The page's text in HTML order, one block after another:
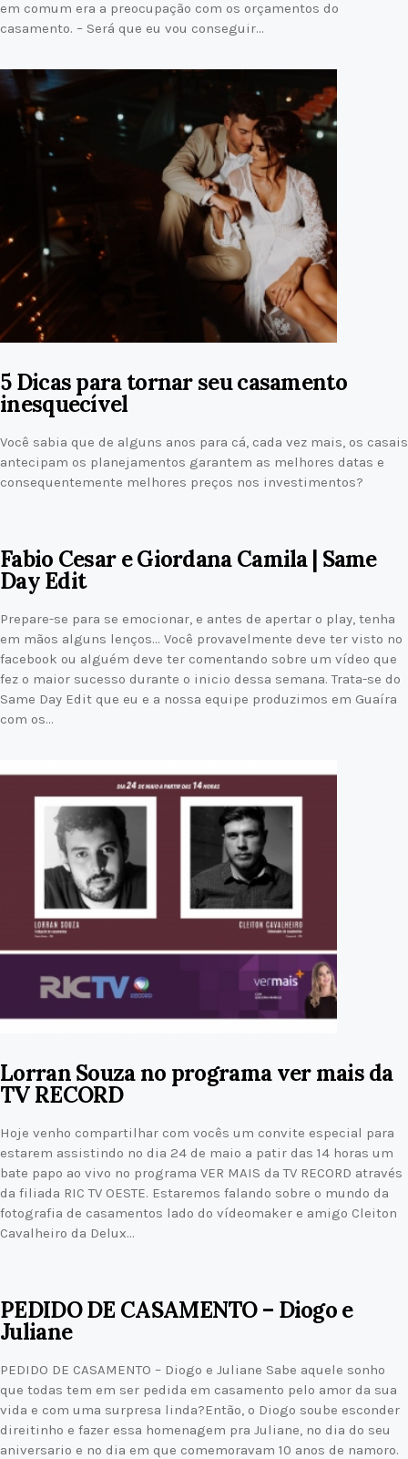
em comum era a preocupação com os orçamentos do
casamento. – Será que eu vou conseguir…
5 Dicas para tornar seu casamento
inesquecível
Você sabia que de alguns anos para cá, cada vez mais, os casais
antecipam os planejamentos garantem as melhores datas e
consequentemente melhores preços nos investimentos?
Fabio Cesar e Giordana Camila | Same
Day Edit
Prepare-se para se emocionar, e antes de apertar o play, tenha
em mãos alguns lenços… Você provavelmente deve ter visto no
facebook ou alguém deve ter comentando sobre um vídeo que
fez o maior sucesso durante o inicio dessa semana. Trata-se do
Same Day Edit que eu e a nossa equipe produzimos em Guaíra
com os…
Lorran Souza no programa ver mais da
TV RECORD
Hoje venho compartilhar com vocês um convite especial para
estarem assistindo no dia 24 de maio a patir das 14 horas um
bate papo ao vivo no programa VER MAIS da TV RECORD através
da filiada RIC TV OESTE. Estaremos falando sobre o mundo da
fotografia de casamentos lado do vídeomaker e amigo Cleiton
Cavalheiro da Delux…
PEDIDO DE CASAMENTO – Diogo e
Juliane
PEDIDO DE CASAMENTO – Diogo e Juliane Sabe aquele sonho
que todas tem em ser pedida em casamento pelo amor da sua
vida e com uma surpresa linda?Então, o Diogo soube esconder
direitinho e fazer essa homenagem pra Juliane, no dia do seu
aniversario e no dia em que comemoravam 10 anos de namoro.